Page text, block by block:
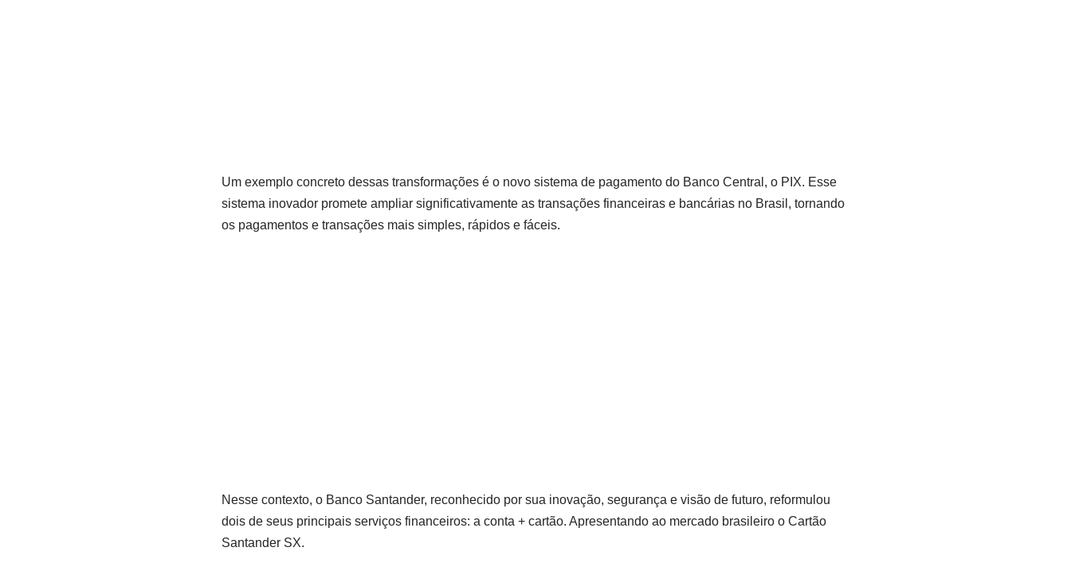
Um exemplo concreto dessas transformações é o novo sistema de pagamento do Banco Central, o PIX. Esse
sistema inovador promete ampliar significativamente as transações financeiras e bancárias no Brasil, tornando
os pagamentos e transações mais simples, rápidos e fáceis.
Nesse contexto, o Banco Santander, reconhecido por sua inovação, segurança e visão de futuro, reformulou
dois de seus principais serviços financeiros: a conta + cartão. Apresentando ao mercado brasileiro o Cartão
Santander SX.